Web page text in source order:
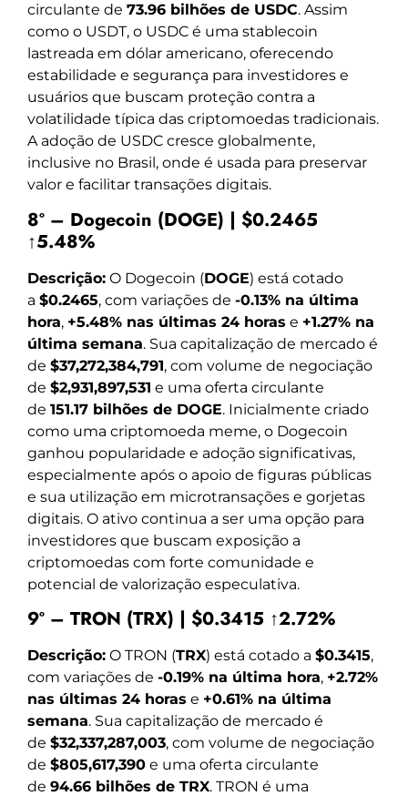
circulante de 73.96 bilhões de USDC. Assim
como o USDT, o USDC é uma stablecoin
lastreada em dólar americano, oferecendo
estabilidade e segurança para investidores e
usuários que buscam proteção contra a
volatilidade típica das criptomoedas tradicionais.
A adoção de USDC cresce globalmente,
inclusive no Brasil, onde é usada para preservar
valor e facilitar transações digitais.
8º – Dogecoin (DOGE) | $0.2465
↑5.48%
Descrição: O Dogecoin (DOGE) está cotado
a $0.2465, com variações de -0.13% na última
hora, +5.48% nas últimas 24 horas e +1.27% na
última semana. Sua capitalização de mercado é
de $37,272,384,791, com volume de negociação
de $2,931,897,531 e uma oferta circulante
de 151.17 bilhões de DOGE. Inicialmente criado
como uma criptomoeda meme, o Dogecoin
ganhou popularidade e adoção significativas,
especialmente após o apoio de figuras públicas
e sua utilização em microtransações e gorjetas
digitais. O ativo continua a ser uma opção para
investidores que buscam exposição a
criptomoedas com forte comunidade e
potencial de valorização especulativa.
9º – TRON (TRX) | $0.3415 ↑2.72%
Descrição: O TRON (TRX) está cotado a $0.3415,
com variações de -0.19% na última hora, +2.72%
nas últimas 24 horas e +0.61% na última
semana. Sua capitalização de mercado é
de $32,337,287,003, com volume de negociação
de $805,617,390 e uma oferta circulante
de 94.66 bilhões de TRX. TRON é uma